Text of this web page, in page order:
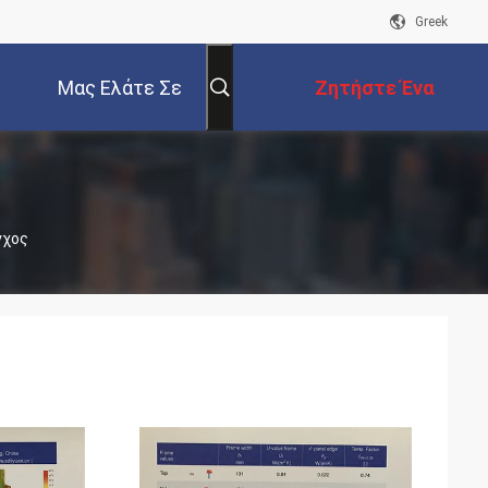
Greek
Μας Ελάτε Σε Ζητήστε Ένα
Απόσπασμα